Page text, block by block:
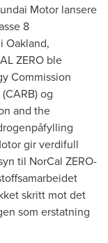
Motor lansere
8
Oakland,
ZERO ble
Commission
og
and the
gir verdifull
til NorCal ZERO-
skritt mot det
som erstatning